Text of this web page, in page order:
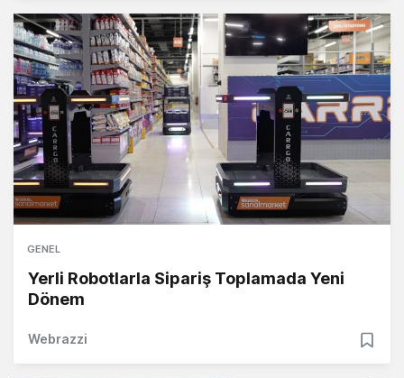
GENEL
Yerli Robotlarla Sipariş Toplamada Yeni
Dönem
Webrazzi